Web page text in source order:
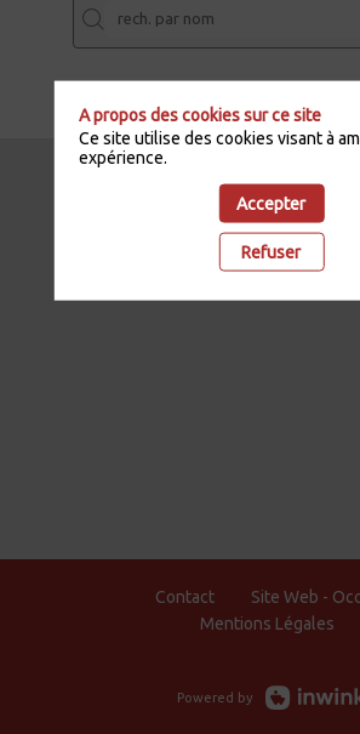
Contact
Site Web -
Mentions Légales
Powered by
A propos des cookies sur ce site
Ce site utilise des cookies visant à
expérience.
Accepter
Refuser